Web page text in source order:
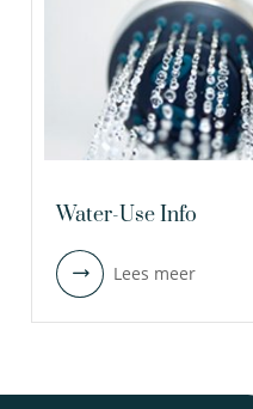
Water-Use Info
Lees meer